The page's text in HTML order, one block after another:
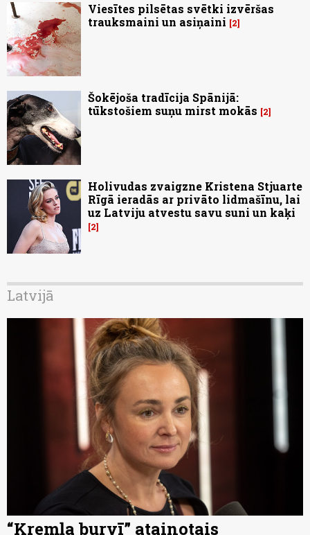
Viesītes pilsētas svētki izvēršas
trauksmaini un asiņaini
2
Šokējoša tradīcija Spānijā:
tūkstošiem suņu mirst mokās
2
Holivudas zvaigzne Kristena Stjuarte
Rīgā ieradās ar privāto lidmašīnu, lai
uz Latviju atvestu savu suni un kaķi
2
Latvijā
“Kremļa burvī” atainotais